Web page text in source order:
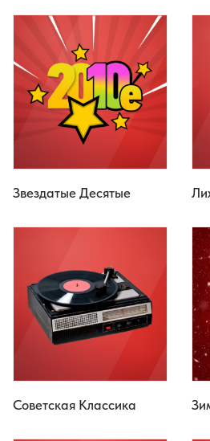
Звездатые Десятые
Советская Классика